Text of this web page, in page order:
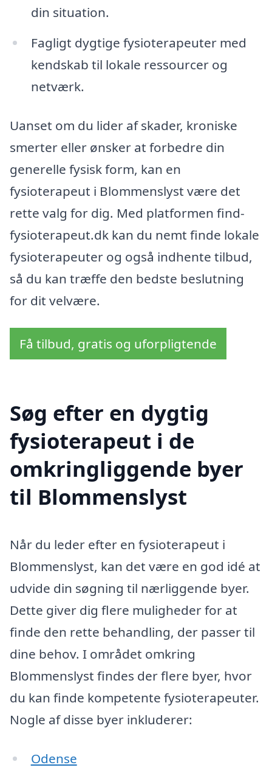
din situation.
Fagligt dygtige fysioterapeuter med
kendskab til lokale ressourcer og
netværk.
Uanset om du lider af skader, kroniske
smerter eller ønsker at forbedre din
generelle fysisk form, kan en
fysioterapeut i Blommenslyst være det
rette valg for dig. Med platformen find-
fysioterapeut.dk kan du nemt finde lokale
fysioterapeuter og også indhente tilbud,
så du kan træffe den bedste beslutning
for dit velvære.
Få tilbud, gratis og uforpligtende
Søg efter en dygtig
fysioterapeut i de
omkringliggende byer
til Blommenslyst
Når du leder efter en fysioterapeut i
Blommenslyst, kan det være en god idé at
udvide din søgning til nærliggende byer.
Dette giver dig flere muligheder for at
finde den rette behandling, der passer til
dine behov. I området omkring
Blommenslyst findes der flere byer, hvor
du kan finde kompetente fysioterapeuter.
Nogle af disse byer inkluderer:
Odense